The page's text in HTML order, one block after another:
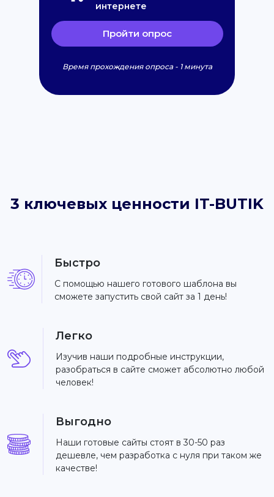
интернете
Пройти опрос
Время прохождения опроса - 1 минута
3 ключевых ценности IT-BUTIK
Быстро
С помощью нашего готового шаблона вы
сможете запустить свой сайт за 1 день!
Легко
Изучив наши подробные инструкции,
разобраться в сайте сможет абсолютно любой
человек!
Выгодно
Наши готовые сайты стоят в 30-50 раз
дешевле, чем разработка с нуля при таком же
качестве!